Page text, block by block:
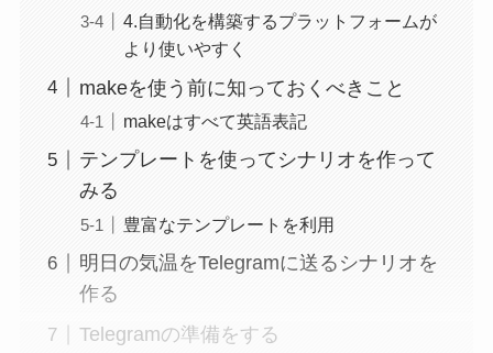
4.自動化を構築するプラットフォームが
より使いやすく
makeを使う前に知っておくべきこと
makeはすべて英語表記
テンプレートを使ってシナリオを作って
みる
豊富なテンプレートを利用
明日の気温をTelegramに送るシナリオを
作る
Telegramの準備をする